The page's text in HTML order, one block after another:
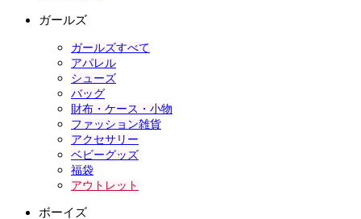
ガールズ
ガールズすべて
アパレル
シューズ
バッグ
財布・ケース・小物
ファッション雑貨
アクセサリー
ベビーグッズ
福袋
アウトレット
ボーイズ